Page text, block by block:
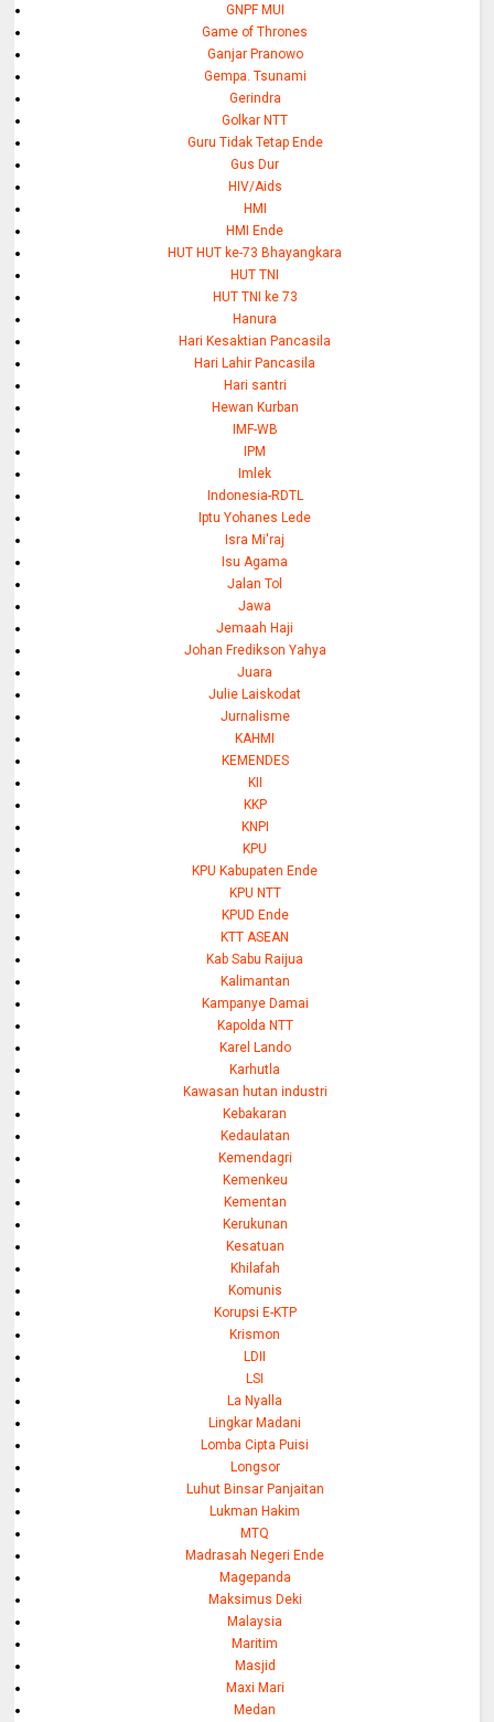
GNPF MUI
Game of Thrones
Ganjar Pranowo
Gempa. Tsunami
Gerindra
Golkar NTT
Guru Tidak Tetap Ende
Gus Dur
HIV/Aids
HMI
HMI Ende
HUT HUT ke-73 Bhayangkara
HUT TNI
HUT TNI ke 73
Hanura
Hari Kesaktian Pancasila
Hari Lahir Pancasila
Hari santri
Hewan Kurban
IMF-WB
IPM
Imlek
Indonesia-RDTL
Iptu Yohanes Lede
Isra Mi'raj
Isu Agama
Jalan Tol
Jawa
Jemaah Haji
Johan Fredikson Yahya
Juara
Julie Laiskodat
Jurnalisme
KAHMI
KEMENDES
KII
KKP
KNPI
KPU
KPU Kabupaten Ende
KPU NTT
KPUD Ende
KTT ASEAN
Kab Sabu Raijua
Kalimantan
Kampanye Damai
Kapolda NTT
Karel Lando
Karhutla
Kawasan hutan industri
Kebakaran
Kedaulatan
Kemendagri
Kemenkeu
Kementan
Kerukunan
Kesatuan
Khilafah
Komunis
Korupsi E-KTP
Krismon
LDII
LSI
La Nyalla
Lingkar Madani
Lomba Cipta Puisi
Longsor
Luhut Binsar Panjaitan
Lukman Hakim
MTQ
Madrasah Negeri Ende
Magepanda
Maksimus Deki
Malaysia
Maritim
Masjid
Maxi Mari
Medan